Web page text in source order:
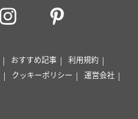
おすすめ記事
利用規約
クッキーポリシー
運営会社